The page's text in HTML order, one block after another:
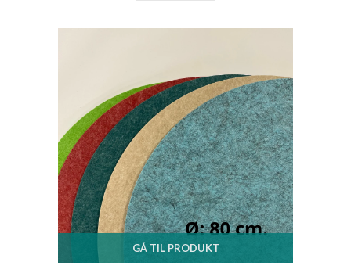
GÅ TIL PRODUKT